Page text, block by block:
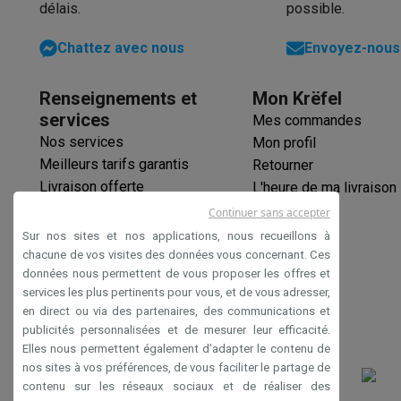
délais.
Chattez avec nous
possible.
Envoyez-
Renseignements et
services
Nos services
Meilleurs tarifs garantis
Livraison offerte
Éco-chèques
Paiement sécurisé
Déclaration d'accessibilité
Mon Krëfel
Mes commandes
Mon profil
Retourner
L'heure de ma livraison
Sur nos sites et nos applications, nous recueillons à
chacune de vos visites des données vous concernant. Ces
données nous permettent de vous proposer les offres et
services les plus pertinents pour vous, et de vous adresser,
en direct ou via des partenaires, des communications et
publicités personnalisées et de mesurer leur efficacité.
Elles nous permettent également d’adapter le contenu de
nos sites à vos préférences, de vous faciliter le partage de
contenu sur les réseaux sociaux et de réaliser des
Continuer sans accepter